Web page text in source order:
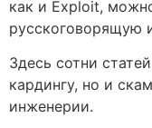
как и Exploit,
русскоговорящую
Здесь сотни
кардингу, но и
инженерии.